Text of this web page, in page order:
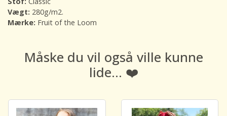
Vægt: 280g/m2.
Mærke: Fruit of the Loom
Måske du vil også ville kunne
lide... ❤️